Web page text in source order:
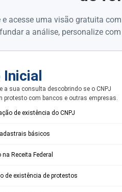
e acesse uma visão gratuita
a análise, personalize
Inicial
a sua consulta descobrindo se o CNPJ
protesto com bancos e outras empresas.
de existência do CNPJ
básicos
Receita Federal
de existência de protestos